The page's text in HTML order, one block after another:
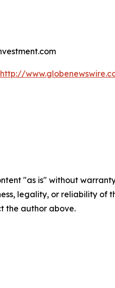
http://
"as is" without
legality, or reliability
the author above.